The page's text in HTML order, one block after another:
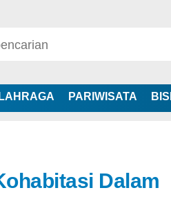
PARIWISATA
Dalam